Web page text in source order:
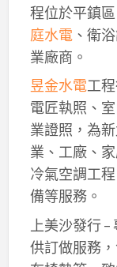
程位於平鎮
庭水電、衛
業廠商。
昱金水電工
電匠執照、
業證照，為
業、工廠、
冷氣空調工
備等服務。
上美沙發行 –
供訂做服務